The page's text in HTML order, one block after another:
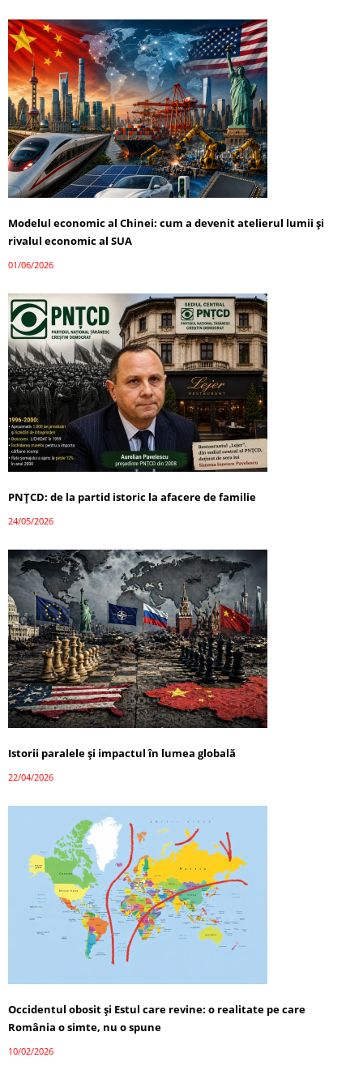
Modelul economic al Chinei: cum a devenit atelierul lumii și
rivalul economic al SUA
01/06/2026
PNȚCD: de la partid istoric la afacere de familie
24/05/2026
Istorii paralele și impactul în lumea globală
22/04/2026
Occidentul obosit și Estul care revine: o realitate pe care
România o simte, nu o spune
10/02/2026